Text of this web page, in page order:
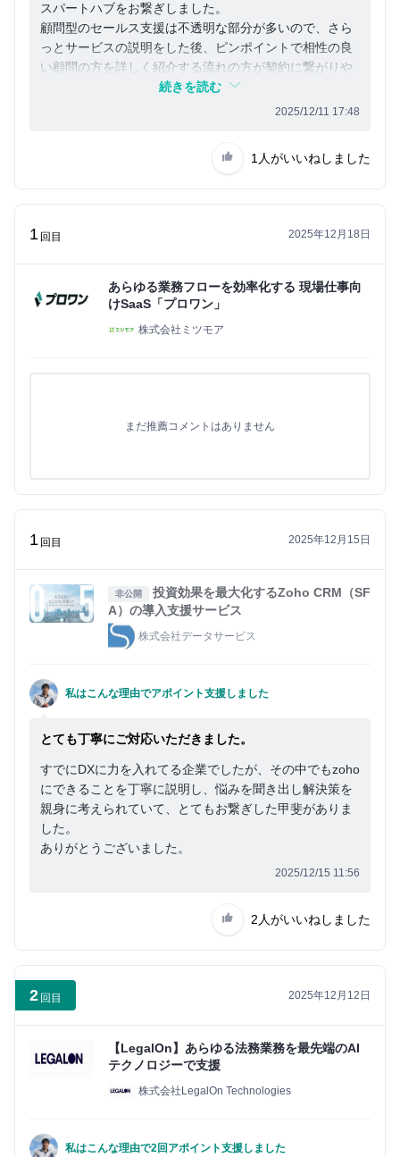
スパートハブをお繋ぎしました。
顧問型のセールス支援は不透明な部分が多いので、さら
っとサービスの説明をした後、ピンポイントで相性の良
い顧問の方を詳しく紹介する流れの方が契約に繋がりや
すいのではと思いました。続きを読む
2025/12/11 17:48
1人がいいねしました
1 回目 2025年12月18日
あらゆる業務フローを効率化する 現場仕事向
けSaaS「プロワン」
株式会社ミツモア
まだ推薦コメントはありません
1 回目 2025年12月15日
非公開
投資効果を最大化するZoho CRM（SF
A）の導入支援サービス
株式会社データサービス
私はこんな理由でアポイント支援しました
とても丁寧にご対応いただきました。
すでにDXに力を入れてる企業でしたが、その中でもzoho
にできることを丁寧に説明し、悩みを聞き出し解決策を
親身に考えられていて、とてもお繋ぎした甲斐がありま
した。
ありがとうございました。
2025/12/15 11:56
2人がいいねしました
2 回目 2025年12月12日
【LegalOn】あらゆる法務業務を最先端のAI
テクノロジーで支援
株式会社LegalOn Technologies
私はこんな理由で2回アポイント支援しました